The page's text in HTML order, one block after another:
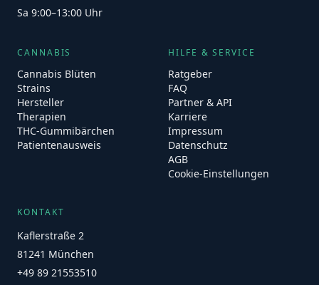
Sa 9:00–13:00 Uhr
CANNABIS
Cannabis Blüten
Strains
Hersteller
Therapien
THC-Gummibärchen
Patientenausweis
HILFE & SERVICE
Ratgeber
FAQ
Partner & API
Karriere
Impressum
Datenschutz
AGB
Cookie-Einstellungen
KONTAKT
Kaflerstraße 2
81241 München
+49 89 21553510